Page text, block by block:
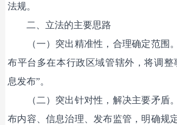
法规。
二、立法的主要思路
（一）突出精准性，合理确定范围
布平台多在本行政区域管辖外，将调整
息发布”。
（二）突出针对性，解决主要矛盾
布内容、信息治理、发布监管，明确规